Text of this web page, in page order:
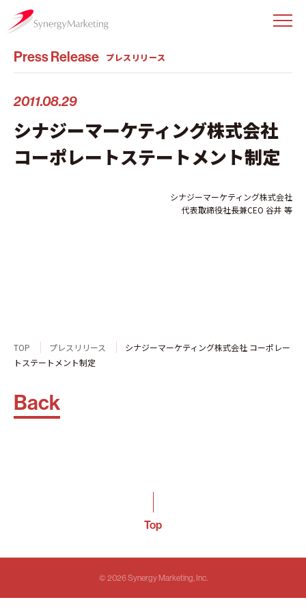
Press Release プレスリリース
シナジーマーケティング株式会社
コーポレートステートメント制定
2011.08.29
シナジーマーケティング株式会社
代表取締役社長兼CEO 谷井 等
TOP プレスリリース
シナジーマーケティング株式会社 コーポレー
トステートメント制定
Back
Top
© 2026 Synergy Marketing, Inc.